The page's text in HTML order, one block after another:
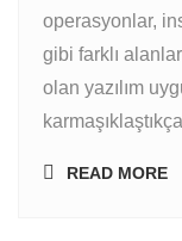
operasyonlar,
gibi farklı
olan yazılım
READ MORE